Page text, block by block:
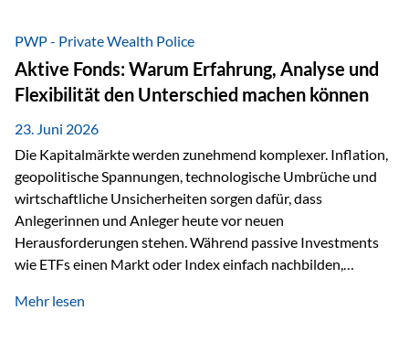
Nostalgie dar, sondern ist die modernste und strategisch
klügste Antwort auf globale Instabilität. Physische Werte
und der richtige Rechtsstandort sind heute keine bloße
Option mehr, sondern eine strategische Notwendigkeit. 1.
Der massive Aufwand hinter einem winzigen…
PWP - Private Wealth Police
Aktive Fonds: Warum Erfahrung, Analyse und
Flexibilität den Unterschied machen können
23. Juni 2026
Die Kapitalmärkte werden zunehmend komplexer. Inflation,
geopolitische Spannungen, technologische Umbrüche und
wirtschaftliche Unsicherheiten sorgen dafür, dass
Anlegerinnen und Anleger heute vor neuen
Herausforderungen stehen. Während passive Investments
wie ETFs einen Markt oder Index einfach nachbilden,
setzen auf die Expertise erfahrener Fondsmanager, die
Mehr lesen